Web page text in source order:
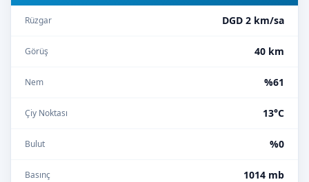
Rüzgar DGD 2 km/sa
Görüş 40 km
Nem %61
Çiy Noktası 13°C
Bulut %0
Basınç 1014 mb